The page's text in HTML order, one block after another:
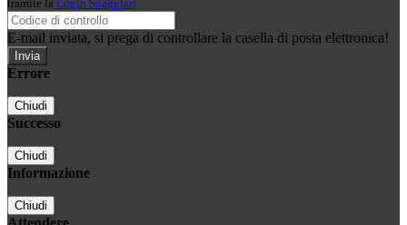
tramite la Login Spaggiari
E-mail inviata, si prega di controllare la casella di posta elettronica!
Errore
Chiudi
Successo
Chiudi
Informazione
Chiudi